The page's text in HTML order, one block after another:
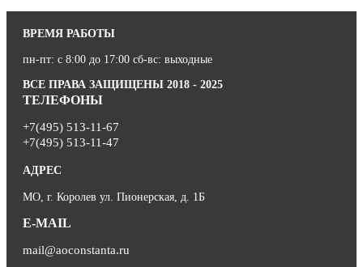
ВРЕМЯ РАБОТЫ
пн-пт: с 8:00 до 17:00 сб-вс: выходные
ВСЕ ПРАВА ЗАЩИЩЕНЫ 2018 - 2025
ТЕЛЕФОНЫ
+7(495) 513-11-67
+7(495) 513-11-47
АДРЕС
МО, г. Королев ул. Пионерская, д. 1Б
E-MAIL
mail@aoconstanta.ru